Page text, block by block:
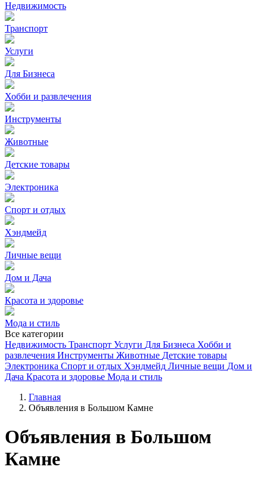
Недвижимость
Транспорт
Услуги
Для Бизнеса
Хобби и развлечения
Инструменты
Животные
Детские товары
Электроника
Спорт и отдых
Хэндмейд
Личные вещи
Дом и Дача
Красота и здоровье
Мода и стиль
Все категории
Недвижимость Транспорт Услуги Для Бизнеса Хобби и
развлечения Инструменты Животные Детские товары
Электроника Спорт и отдых Хэндмейд Личные вещи Дом и
Дача Красота и здоровье Мода и стиль
Главная
Объявления в Большом Камне
Объявления в Большом
Камне